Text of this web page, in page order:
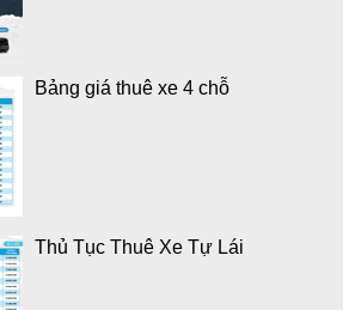
Bảng giá thuê xe 4 chỗ
Thủ Tục Thuê Xe Tự Lái